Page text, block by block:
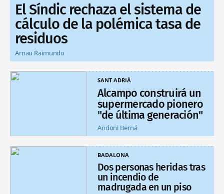
El Síndic rechaza el sistema de
cálculo de la polémica tasa de
residuos
Arnau Raimundo
SANT ADRIÀ
Alcampo construirá un
supermercado pionero
"de última generación"
Andoni Berná
BADALONA
Dos personas heridas tras
un incendio de
madrugada en un piso